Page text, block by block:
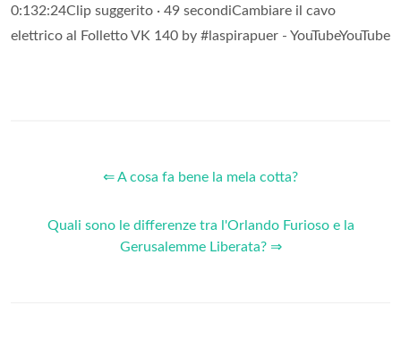
0:132:24Clip suggerito · 49 secondiCambiare il cavo
elettrico al Folletto VK 140 by #laspirapuer - YouTubeYouTube
⇐ A cosa fa bene la mela cotta?
Quali sono le differenze tra l'Orlando Furioso e la
Gerusalemme Liberata? ⇒